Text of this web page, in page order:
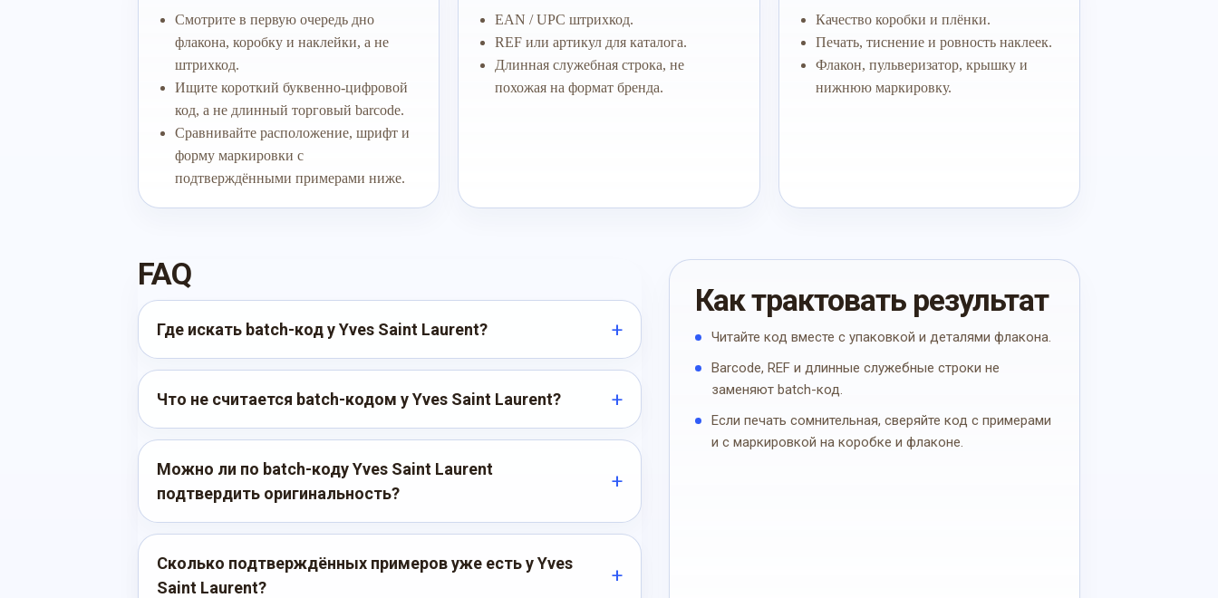
Смотрите в первую очередь дно
флакона, коробку и наклейки, а не
штрихкод.
Ищите короткий буквенно-цифровой
код, а не длинный торговый barcode.
Сравнивайте расположение, шрифт и
форму маркировки с
подтверждёнными примерами ниже.
EAN / UPC штрихкод.
REF или артикул для каталога.
Длинная служебная строка, не
похожая на формат бренда.
Качество коробки и плёнки.
Печать, тиснение и ровность наклеек.
Флакон, пульверизатор, крышку и
нижнюю маркировку.
FAQ
Где искать batch-код у Yves Saint Laurent?
Что не считается batch-кодом у Yves Saint Laurent?
Можно ли по batch-коду Yves Saint Laurent
подтвердить оригинальность?
Сколько подтверждённых примеров уже есть у Yves
Saint Laurent?
Как трактовать результат
Читайте код вместе с упаковкой и деталями флакона.
Barcode, REF и длинные служебные строки не
заменяют batch-код.
Если печать сомнительная, сверяйте код с примерами
и с маркировкой на коробке и флаконе.